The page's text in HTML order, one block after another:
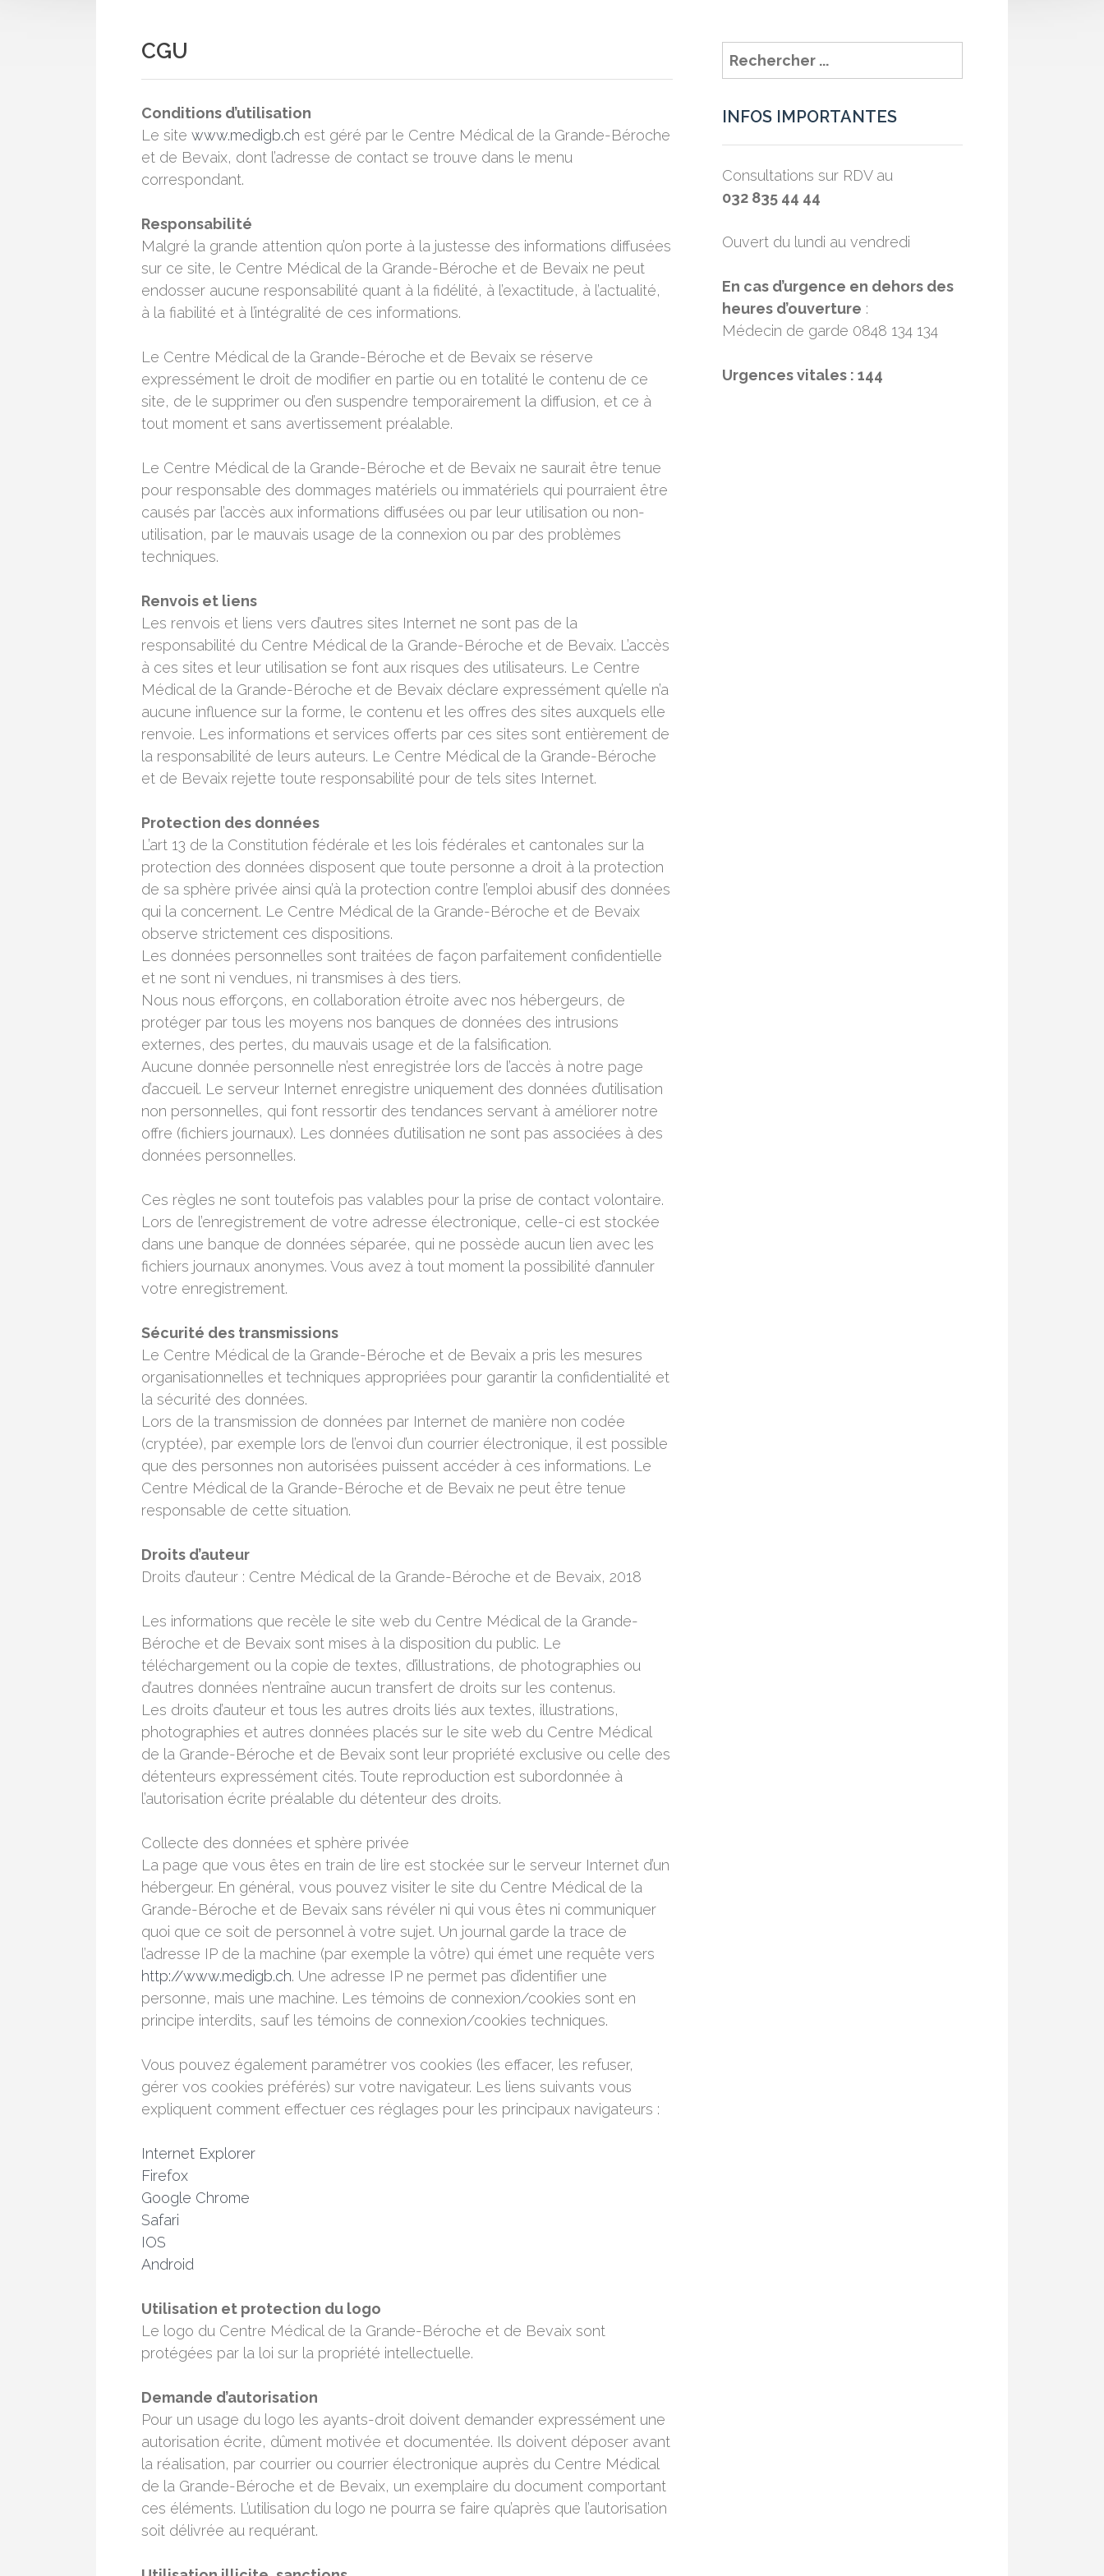
CGU
Conditions d’utilisation
Le site www.medigb.ch est géré par le Centre Médical de la Grande-Béroche
et de Bevaix, dont l’adresse de contact se trouve dans le menu
correspondant.
Responsabilité
Malgré la grande attention qu’on porte à la justesse des informations diffusées
sur ce site, le Centre Médical de la Grande-Béroche et de Bevaix ne peut
endosser aucune responsabilité quant à la fidélité, à l’exactitude, à l’actualité,
à la fiabilité et à l’intégralité de ces informations.
Le Centre Médical de la Grande-Béroche et de Bevaix se réserve
expressément le droit de modifier en partie ou en totalité le contenu de ce
site, de le supprimer ou d’en suspendre temporairement la diffusion, et ce à
tout moment et sans avertissement préalable.
Le Centre Médical de la Grande-Béroche et de Bevaix ne saurait être tenue
pour responsable des dommages matériels ou immatériels qui pourraient être
causés par l’accès aux informations diffusées ou par leur utilisation ou non-
utilisation, par le mauvais usage de la connexion ou par des problèmes
techniques.
Renvois et liens
Les renvois et liens vers d’autres sites Internet ne sont pas de la
responsabilité du Centre Médical de la Grande-Béroche et de Bevaix. L’accès
à ces sites et leur utilisation se font aux risques des utilisateurs. Le Centre
Médical de la Grande-Béroche et de Bevaix déclare expressément qu’elle n’a
aucune influence sur la forme, le contenu et les offres des sites auxquels elle
renvoie. Les informations et services offerts par ces sites sont entièrement de
la responsabilité de leurs auteurs. Le Centre Médical de la Grande-Béroche
et de Bevaix rejette toute responsabilité pour de tels sites Internet.
Protection des données
L’art 13 de la Constitution fédérale et les lois fédérales et cantonales sur la
protection des données disposent que toute personne a droit à la protection
de sa sphère privée ainsi qu’à la protection contre l’emploi abusif des données
qui la concernent. Le Centre Médical de la Grande-Béroche et de Bevaix
observe strictement ces dispositions.
Les données personnelles sont traitées de façon parfaitement confidentielle
et ne sont ni vendues, ni transmises à des tiers.
Nous nous efforçons, en collaboration étroite avec nos hébergeurs, de
protéger par tous les moyens nos banques de données des intrusions
externes, des pertes, du mauvais usage et de la falsification.
Aucune donnée personnelle n’est enregistrée lors de l’accès à notre page
d’accueil. Le serveur Internet enregistre uniquement des données d’utilisation
non personnelles, qui font ressortir des tendances servant à améliorer notre
offre (fichiers journaux). Les données d’utilisation ne sont pas associées à des
données personnelles.
Ces règles ne sont toutefois pas valables pour la prise de contact volontaire.
Lors de l’enregistrement de votre adresse électronique, celle-ci est stockée
dans une banque de données séparée, qui ne possède aucun lien avec les
fichiers journaux anonymes. Vous avez à tout moment la possibilité d’annuler
votre enregistrement.
Sécurité des transmissions
Le Centre Médical de la Grande-Béroche et de Bevaix a pris les mesures
organisationnelles et techniques appropriées pour garantir la confidentialité et
la sécurité des données.
Lors de la transmission de données par Internet de manière non codée
(cryptée), par exemple lors de l’envoi d’un courrier électronique, il est possible
que des personnes non autorisées puissent accéder à ces informations. Le
Centre Médical de la Grande-Béroche et de Bevaix ne peut être tenue
responsable de cette situation.
Droits d’auteur
Droits d’auteur : Centre Médical de la Grande-Béroche et de Bevaix, 2018
Les informations que recèle le site web du Centre Médical de la Grande-
Béroche et de Bevaix sont mises à la disposition du public. Le
téléchargement ou la copie de textes, d’illustrations, de photographies ou
d’autres données n’entraîne aucun transfert de droits sur les contenus.
Les droits d’auteur et tous les autres droits liés aux textes, illustrations,
photographies et autres données placés sur le site web du Centre Médical
de la Grande-Béroche et de Bevaix sont leur propriété exclusive ou celle des
détenteurs expressément cités. Toute reproduction est subordonnée à
l’autorisation écrite préalable du détenteur des droits.
Collecte des données et sphère privée
La page que vous êtes en train de lire est stockée sur le serveur Internet d’un
hébergeur. En général, vous pouvez visiter le site du Centre Médical de la
Grande-Béroche et de Bevaix sans révéler ni qui vous êtes ni communiquer
quoi que ce soit de personnel à votre sujet. Un journal garde la trace de
l’adresse IP de la machine (par exemple la vôtre) qui émet une requête vers
http://www.medigb.ch. Une adresse IP ne permet pas d’identifier une
personne, mais une machine. Les témoins de connexion/cookies sont en
principe interdits, sauf les témoins de connexion/cookies techniques.
Vous pouvez également paramétrer vos cookies (les effacer, les refuser,
gérer vos cookies préférés) sur votre navigateur. Les liens suivants vous
expliquent comment effectuer ces réglages pour les principaux navigateurs :
Internet Explorer
Firefox
Google Chrome
Safari
IOS
Android
Utilisation et protection du logo
Le logo du Centre Médical de la Grande-Béroche et de Bevaix sont
protégées par la loi sur la propriété intellectuelle.
Demande d’autorisation
Pour un usage du logo les ayants-droit doivent demander expressément une
autorisation écrite, dûment motivée et documentée. Ils doivent déposer avant
la réalisation, par courrier ou courrier électronique auprès du Centre Médical
de la Grande-Béroche et de Bevaix, un exemplaire du document comportant
ces éléments. L’utilisation du logo ne pourra se faire qu’après que l’autorisation
soit délivrée au requérant.
INFOS IMPORTANTES
Consultations sur RDV au
032 835 44 44
Ouvert du lundi au vendredi
En cas d’urgence en dehors des
heures d’ouverture :
Médecin de garde 0848 134 134
Urgences vitales : 144